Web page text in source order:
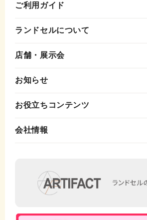
ご利用ガイド
ランドセルについて
店舗・展示会
お知らせ
お役立ちコンテンツ
会社情報